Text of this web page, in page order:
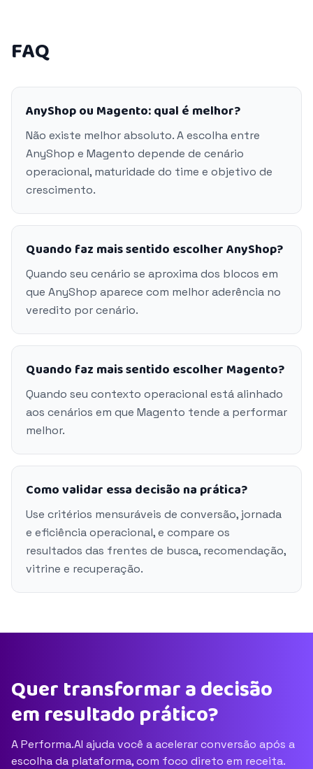
FAQ
AnyShop ou Magento: qual é melhor?
Não existe melhor absoluto. A escolha entre
AnyShop e Magento depende de cenário
operacional, maturidade do time e objetivo de
crescimento.
Quando faz mais sentido escolher AnyShop?
Quando seu cenário se aproxima dos blocos em
que AnyShop aparece com melhor aderência no
veredito por cenário.
Quando faz mais sentido escolher Magento?
Quando seu contexto operacional está alinhado
aos cenários em que Magento tende a performar
melhor.
Como validar essa decisão na prática?
Use critérios mensuráveis de conversão, jornada
e eficiência operacional, e compare os
resultados das frentes de busca, recomendação,
vitrine e recuperação.
Quer transformar a decisão
em resultado prático?
A Performa.AI ajuda você a acelerar conversão após a
escolha da plataforma, com foco direto em receita.